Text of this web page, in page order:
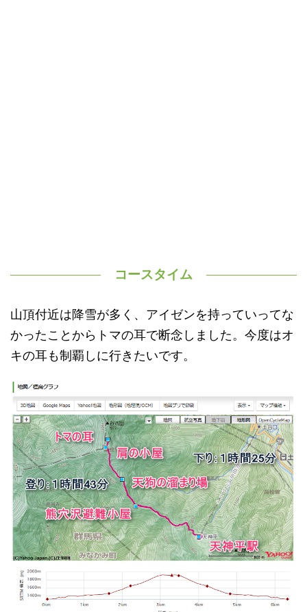
コースタイム
山頂付近は降雪が多く、アイゼンを持っていってな
かったことからトマの耳で断念しました。今度はオ
キの耳も制覇しに行きたいです。